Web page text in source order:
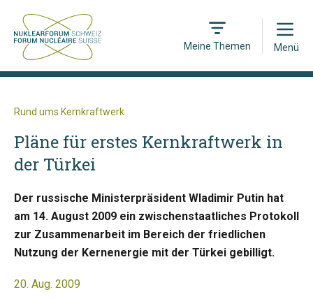
Meine Themen
Open
Menü
Rund ums Kernkraftwerk
Pläne für erstes Kernkraftwerk in
der Türkei
Der russische Ministerpräsident Wladimir Putin hat
am 14. August 2009 ein zwischenstaatliches Protokoll
zur Zusammenarbeit im Bereich der friedlichen
Nutzung der Kernenergie mit der Türkei gebilligt.
20. Aug. 2009